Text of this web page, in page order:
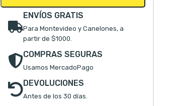
ENVÍOS GRATIS
Para Montevideo y Canelones, a
partir de $1000.
COMPRAS SEGURAS
Usamos MercadoPago
DEVOLUCIONES
Antes de los 30 días.